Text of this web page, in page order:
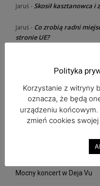
Jaruś - Skosił kasztanowca i
Jaruś - Co zrobią radni
stronie UE?
po stronie UE?
Ostatnie wpisy
Copper Festival w „Beatka
Mocny koncert w Deja Vu
Polityka
Korzystanie z witryny
oznacza, że będą
urządzeniu
zmień cookies